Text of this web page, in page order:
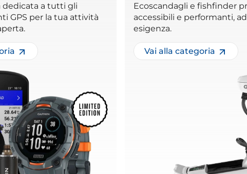
dedicata a tutti gli
GPS per la tua attività
Ecoscandagli e fishfinder
accessibili e performanti,
esigenza.
Vai alla categoria